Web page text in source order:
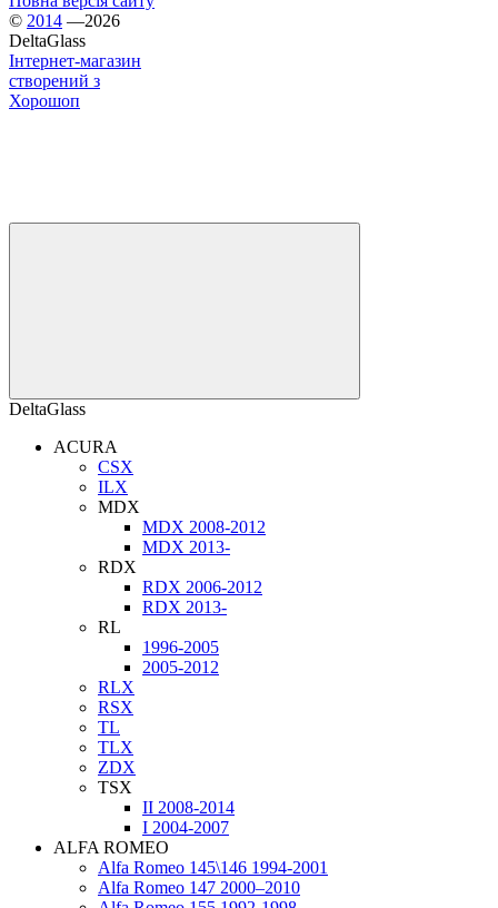
© 2014 —2026
DeltaGlass
Інтернет-магазин
створений з
Хорошоп
DeltaGlass
ACURA
CSX
ILX
MDX
MDX 2008-2012
MDX 2013-
RDX
RDX 2006-2012
RDX 2013-
RL
1996-2005
2005-2012
RLX
RSX
TL
TLX
ZDX
TSX
II 2008-2014
I 2004-2007
ALFA ROMEO
Alfa Romeo 145\146 1994-2001
Alfa Romeo 147 2000–2010